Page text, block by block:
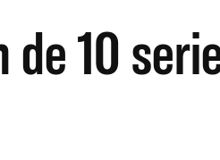
de 10